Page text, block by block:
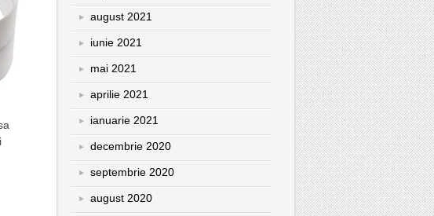
august 2021
iunie 2021
mai 2021
aprilie 2021
ianuarie 2021
decembrie 2020
septembrie 2020
august 2020